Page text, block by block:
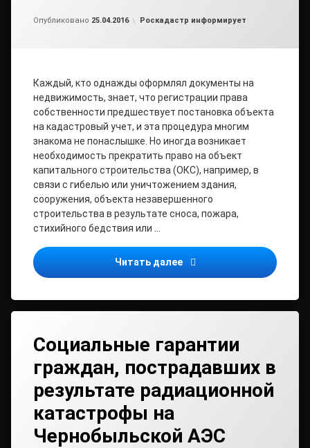
Опубликовано 25.04.2016 Рубрики:
Роскадастр информирует
Каждый, кто однажды оформлял документы на
недвижимость, знает, что регистрации права
собственности предшествует постановка объекта
на кадастровый учет, и эта процедура многим
знакома не понаслышке. Но иногда возникает
необходимость прекратить право на объект
капитального строительства (ОКС), например, в
связи с гибелью или уничтожением здания,
сооружения, объекта незавершенного
строительства в результате сноса, пожара,
стихийного бедствия или …
Читать далее Как снять с
Социальные гарантии
граждан, пострадавших в
результате радиационной
катастрофы на
Чернобыльской АЭС